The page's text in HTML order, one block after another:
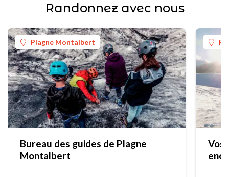
Randonnez avec nous
Plagne Montalbert
Bureau des guides de Plagne
Montalbert
Vos